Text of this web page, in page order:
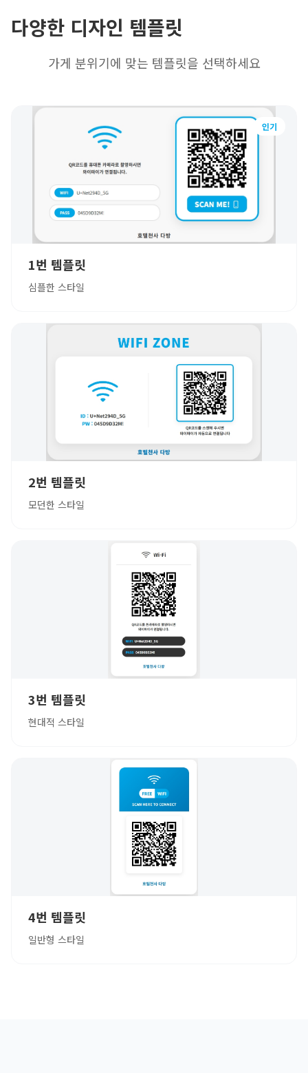
다양한 디자인 템플릿
가게 분위기에 맞는 템플릿을 선택하세요
인기
1번 템플릿
심플한 스타일
2번 템플릿
모던한 스타일
3번 템플릿
현대적 스타일
4번 템플릿
일반형 스타일